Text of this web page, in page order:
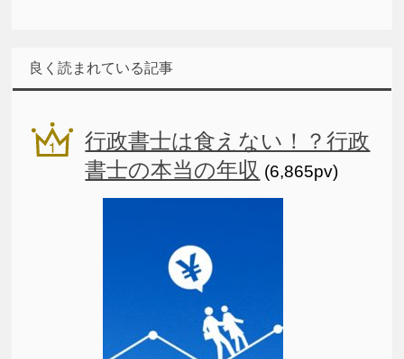
良く読まれている記事
行政書士は食えない！？行政
書士の本当の年収 (6,865pv)